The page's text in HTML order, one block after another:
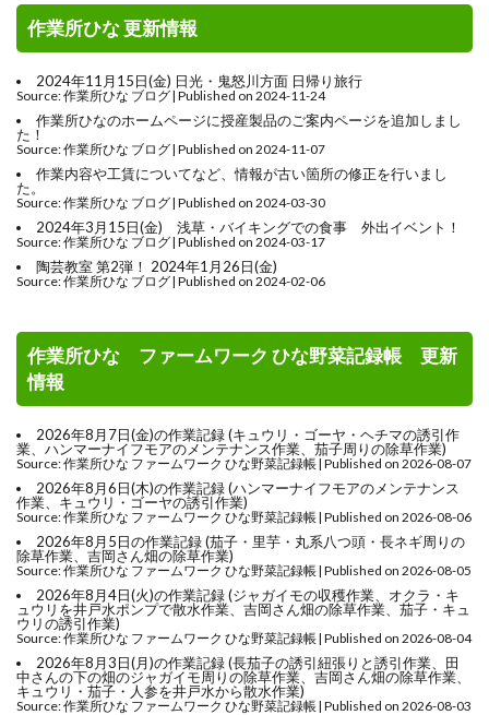
作業所ひな 更新情報
2024年11月15日(金) 日光・鬼怒川方面 日帰り旅行
Source: 作業所ひな ブログ Published on 2024-11-24
作業所ひなのホームページに授産製品のご案内ページを追加しまし
た！
Source: 作業所ひな ブログ Published on 2024-11-07
作業内容や工賃についてなど、情報が古い箇所の修正を行いまし
た。
Source: 作業所ひな ブログ Published on 2024-03-30
2024年3月15日(金) 浅草・バイキングでの食事 外出イベント！
Source: 作業所ひな ブログ Published on 2024-03-17
陶芸教室 第2弾！ 2024年1月26日(金)
Source: 作業所ひな ブログ Published on 2024-02-06
作業所ひな ファームワーク ひな野菜記録帳 更新
情報
2026年8月7日(金)の作業記録 (キュウリ・ゴーヤ・ヘチマの誘引作
業、ハンマーナイフモアのメンテナンス作業、茄子周りの除草作業)
Source: 作業所ひな ファームワーク ひな野菜記録帳 Published on 2026-08-07
2026年8月6日(木)の作業記録 (ハンマーナイフモアのメンテナンス
作業、キュウリ・ゴーヤの誘引作業)
Source: 作業所ひな ファームワーク ひな野菜記録帳 Published on 2026-08-06
2026年8月5日の作業記録 (茄子・里芋・丸系八つ頭・長ネギ周りの
除草作業、吉岡さん畑の除草作業)
Source: 作業所ひな ファームワーク ひな野菜記録帳 Published on 2026-08-05
2026年8月4日(火)の作業記録 (ジャガイモの収穫作業、オクラ・キ
ュウリを井戸水ポンプで散水作業、吉岡さん畑の除草作業、茄子・キュ
ウリの誘引作業)
Source: 作業所ひな ファームワーク ひな野菜記録帳 Published on 2026-08-04
2026年8月3日(月)の作業記録 (長茄子の誘引紐張りと誘引作業、田
中さんの下の畑のジャガイモ周りの除草作業、吉岡さん畑の除草作業、
キュウリ・茄子・人参を井戸水から散水作業)
Source: 作業所ひな ファームワーク ひな野菜記録帳 Published on 2026-08-03